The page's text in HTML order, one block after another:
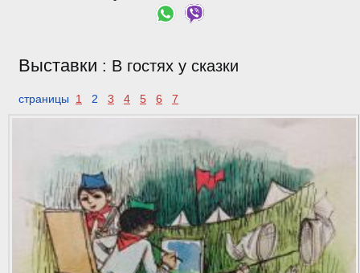
Выставки : В гостях у сказки
страницы 1 2 3 4 5 6 7